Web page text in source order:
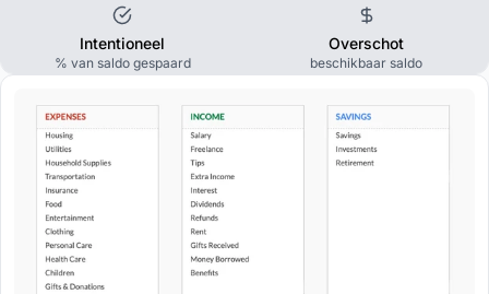
Intentioneel
% van saldo gespaard
Overschot
beschikbaar saldo